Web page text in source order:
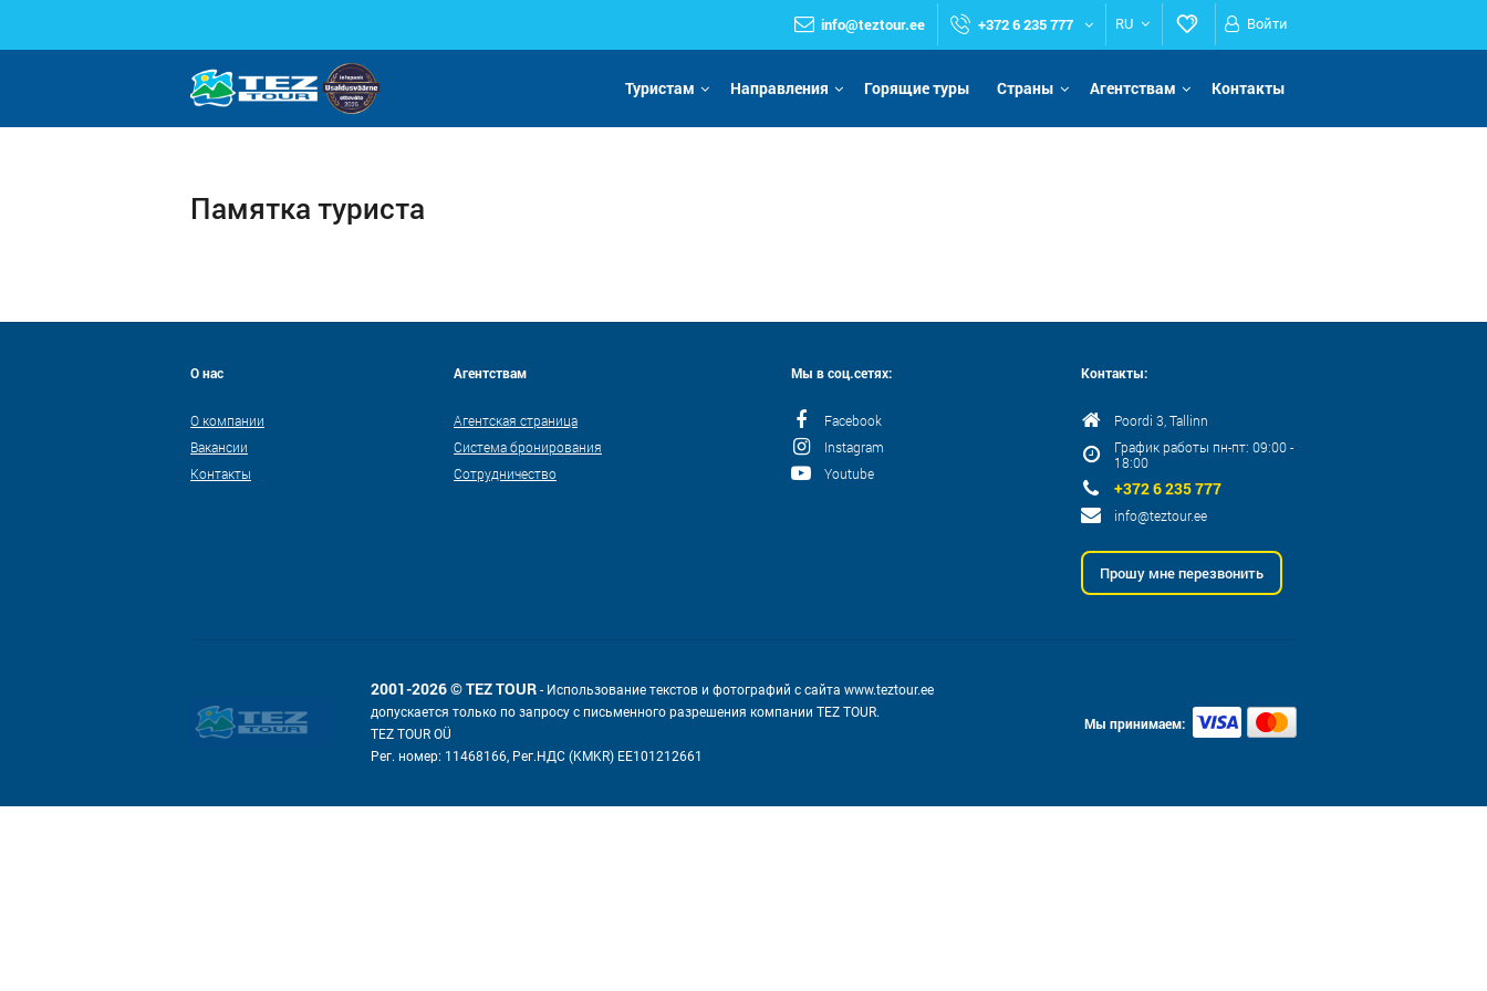
info@teztour.ee +372 6 235 777 RU Войти
Туристам Направления Горящие туры Страны Агентствам Контакты
Памятка туриста
О нас
О компании
Вакансии
Контакты
Агентствам
Агентская страница
Система бронирования
Сотрудничество
Мы в соц.сетях:
Facebook
Instagram
Youtube
Контакты:
Poordi 3, Tallinn
График работы пн-пт: 09:00 -
18:00
+372 6 235 777
info@teztour.ee
Прошу мне перезвонить
2001-2026 © TEZ TOUR - Использование текстов и фотографий с сайта www.teztour.ee
допускается только по запросу с письменного разрешения компании TEZ TOUR.
TEZ TOUR OÜ
Рег. номер: 11468166, Рег.НДС (KMKR) EE101212661
Мы принимаем: